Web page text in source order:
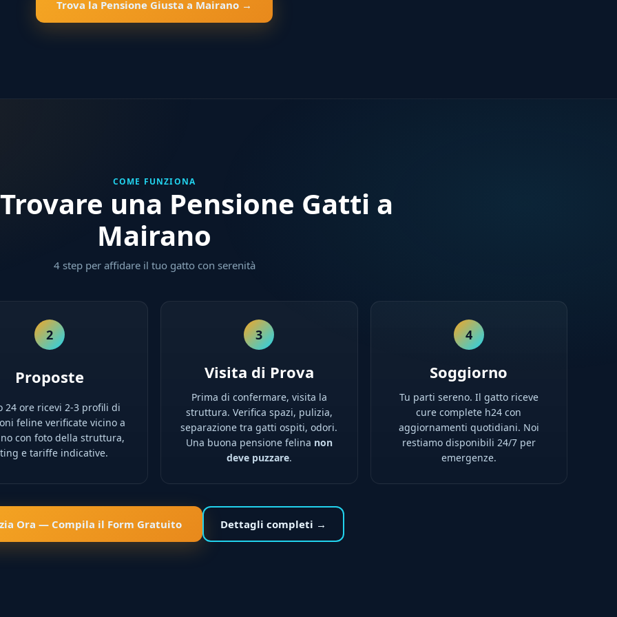
Trova la Pensione Giusta a Mairano →
COME FUNZIONA
una Pensione Gatti a
Mairano
4 step per affidare il tuo gatto con serenità
2
Proposte
24 ore ricevi 2-3 profili di
feline verificate vicino a
con foto della struttura,
e tariffe indicative.
3
Visita di Prova
Prima di confermare, visita la
struttura. Verifica spazi, pulizia,
separazione tra gatti ospiti, odori.
Una buona pensione felina non
deve puzzare.
4
Soggiorno
Tu parti sereno. Il gatto riceve
cure complete h24 con
aggiornamenti quotidiani. Noi
restiamo disponibili 24/7 per
emergenze.
Ora — Compila il Form Gratuito Dettagli completi →